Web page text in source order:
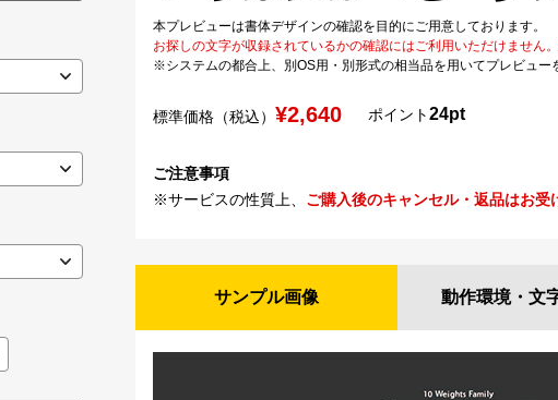
本プレビューは書体デザインの確認を目的にご用意しております。
お探しの文字が収録されているかの確認にはご利用いただけません
※システムの都合上、別OS用・別形式の相当品を用いてプレビュー
標準価格（税込） ¥2,640 ポイント24pt
ご注意事項
※サービスの性質上、 ご購入後のキャンセル・返品はお受
サンプル画像 動作環境・ 文